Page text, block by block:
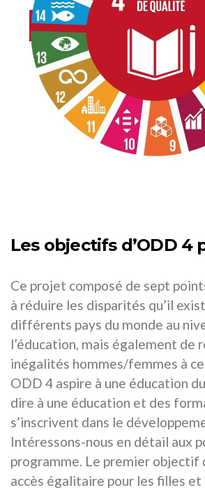
Les objectifs d’ODD 4
Ce projet composé de sept
à réduire les disparités qu’il
différents pays du monde au
l’éducation, mais également de
inégalités hommes/femmes à
ODD 4 aspire à une éducation
dire à une éducation et des
s’inscrivent dans le
Intéressons-nous en détail aux
programme. Le premier objectif
accès égalitaire pour les filles et